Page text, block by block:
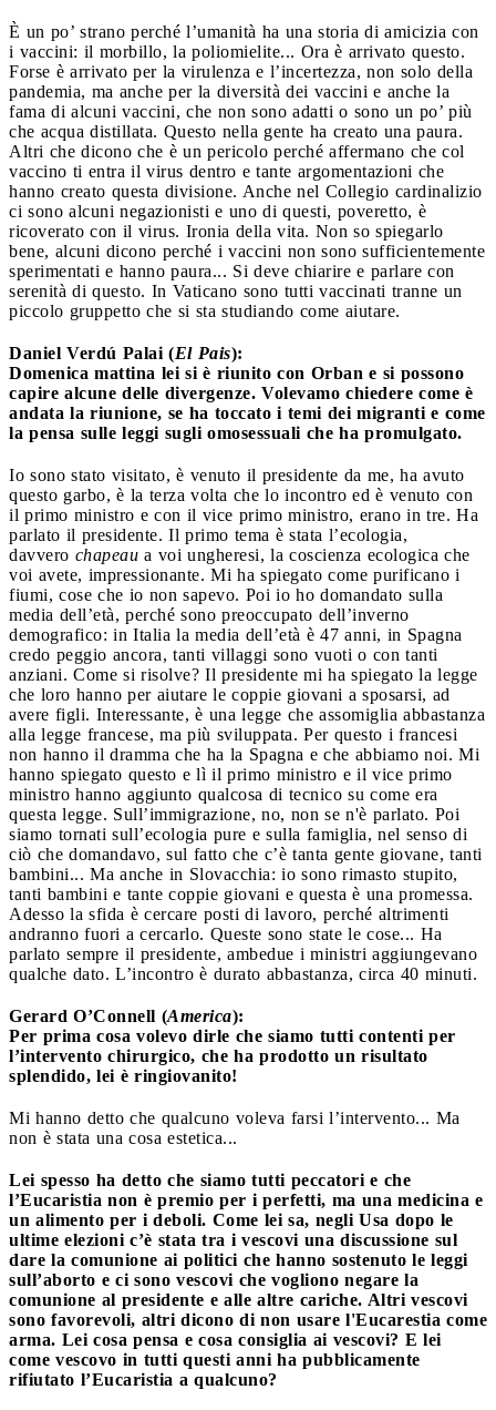
È un po’ strano perché l’umanità ha una storia di amicizia con
i vaccini: il morbillo, la poliomielite... Ora è arrivato questo.
Forse è arrivato per la virulenza e l’incertezza, non solo della
pandemia, ma anche per la diversità dei vaccini e anche la
fama di alcuni vaccini, che non sono adatti o sono un po’ più
che acqua distillata. Questo nella gente ha creato una paura.
Altri che dicono che è un pericolo perché affermano che col
vaccino ti entra il virus dentro e tante argomentazioni che
hanno creato questa divisione. Anche nel Collegio cardinalizio
ci sono alcuni negazionisti e uno di questi, poveretto, è
ricoverato con il virus. Ironia della vita. Non so spiegarlo
bene, alcuni dicono perché i vaccini non sono sufficientemente
sperimentati e hanno paura... Si deve chiarire e parlare con
serenità di questo. In Vaticano sono tutti vaccinati tranne un
piccolo gruppetto che si sta studiando come aiutare.
Daniel Verdú Palai (El Pais):
Domenica mattina lei si è riunito con Orban e si possono
capire alcune delle divergenze. Volevamo chiedere come è
andata la riunione, se ha toccato i temi dei migranti e come
la pensa sulle leggi sugli omosessuali che ha promulgato.
Io sono stato visitato, è venuto il presidente da me, ha avuto
questo garbo, è la terza volta che lo incontro ed è venuto con
il primo ministro e con il vice primo ministro, erano in tre. Ha
parlato il presidente. Il primo tema è stata l’ecologia,
davvero chapeau a voi ungheresi, la coscienza ecologica che
voi avete, impressionante. Mi ha spiegato come purificano i
fiumi, cose che io non sapevo. Poi io ho domandato sulla
media dell’età, perché sono preoccupato dell’inverno
demografico: in Italia la media dell’età è 47 anni, in Spagna
credo peggio ancora, tanti villaggi sono vuoti o con tanti
anziani. Come si risolve? Il presidente mi ha spiegato la legge
che loro hanno per aiutare le coppie giovani a sposarsi, ad
avere figli. Interessante, è una legge che assomiglia abbastanza
alla legge francese, ma più sviluppata. Per questo i francesi
non hanno il dramma che ha la Spagna e che abbiamo noi. Mi
hanno spiegato questo e lì il primo ministro e il vice primo
ministro hanno aggiunto qualcosa di tecnico su come era
questa legge. Sull’immigrazione, no, non se n'è parlato. Poi
siamo tornati sull’ecologia pure e sulla famiglia, nel senso di
ciò che domandavo, sul fatto che c’è tanta gente giovane, tanti
bambini... Ma anche in Slovacchia: io sono rimasto stupito,
tanti bambini e tante coppie giovani e questa è una promessa.
Adesso la sfida è cercare posti di lavoro, perché altrimenti
andranno fuori a cercarlo. Queste sono state le cose... Ha
parlato sempre il presidente, ambedue i ministri aggiungevano
qualche dato. L’incontro è durato abbastanza, circa 40 minuti.
Gerard O’Connell (America):
Per prima cosa volevo dirle che siamo tutti contenti per
l’intervento chirurgico, che ha prodotto un risultato
splendido, lei è ringiovanito!
Mi hanno detto che qualcuno voleva farsi l’intervento... Ma
non è stata una cosa estetica...
Lei spesso ha detto che siamo tutti peccatori e che
l’Eucaristia non è premio per i perfetti, ma una medicina e
un alimento per i deboli. Come lei sa, negli Usa dopo le
ultime elezioni c’è stata tra i vescovi una discussione sul
dare la comunione ai politici che hanno sostenuto le leggi
sull’aborto e ci sono vescovi che vogliono negare la
comunione al presidente e alle altre cariche. Altri vescovi
sono favorevoli, altri dicono di non usare l'Eucarestia come
arma. Lei cosa pensa e cosa consiglia ai vescovi? E lei
come vescovo in tutti questi anni ha pubblicamente
rifiutato l’Eucaristia a qualcuno?